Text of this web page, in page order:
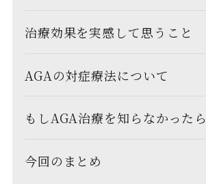
治療効果を実感して思うこと
AGAの対症療法について
もしAGA治療を知らなかったら
今回のまとめ